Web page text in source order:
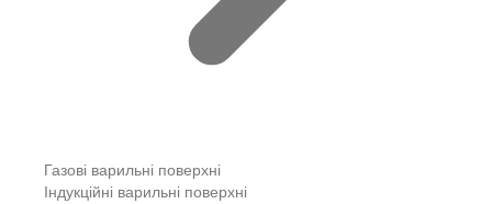
Газові варильні поверхні
Індукційні варильні поверхні